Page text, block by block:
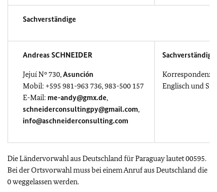
Sachverständige
Andreas SCHNEIDER
Jejuí N° 730,Asunción
Mobil: +595 981-963 736, 983-500 157
E-Mail: me-andy@gmx.de,
schneiderconsultingpy@gmail.com,
info@aschneiderconsulting.com
Korrespondenz
Englisch und
Die Ländervorwahl aus Deutschland für Paraguay lautet 00595.
Bei der Ortsvorwahl muss bei einem Anruf aus Deutschland die
0 weggelassen werden.